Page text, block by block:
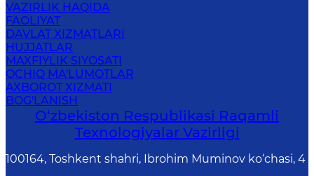
VAZIRLIK HAQIDA
FAOLIYAT
DAVLAT XIZMATLARI
HUJJATLAR
MAXFIYLIK SIYOSATI
OCHIQ MA'LUMOTLAR
AXBOROT XIZMATI
BOG'LANISH
O‘zbekiston Respublikasi Raqamli
Texnologiyalar Vazirligi
100164, Toshkent shahri, Ibrohim Muminov ko‘chasi, 4